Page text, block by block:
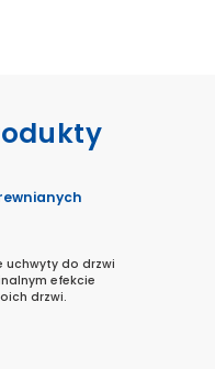
uchwyty do drzwi
efekcie
drzwi.